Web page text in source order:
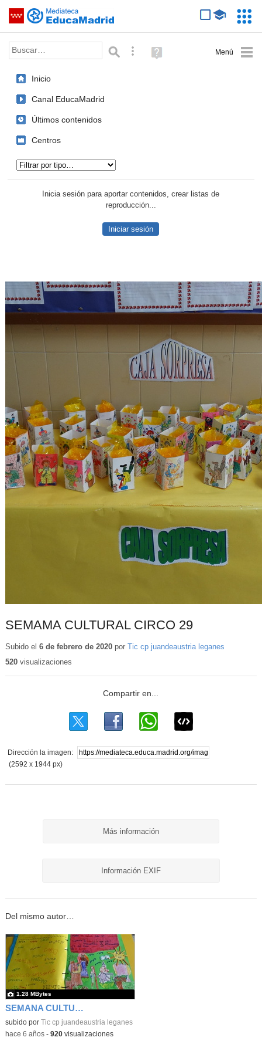
Saltar navegación
Palabra o frase: Búsqueda avanzada
Ayuda
(en
Inicio
Canal EducaMadrid
Últimos contenidos
Centros
Inicia sesión para aportar contenidos, crear listas de
reproducción...
Iniciar sesión
SEMAMA CULTURAL CIRCO 29
Subido el 6 de febrero de 2020por Tic cp juandeaustria leganes
520visualizaciones
Dirección la imagen:
(2592 x 1944 px)
Más información
Información EXIF
Del mismo autor…
SEMANA CULTURAL DE LOS CUENTOS 43
subido por Tic cp juandeaustria leganes
1.28 MBytes
-hace 6 años- 920visualizaciones